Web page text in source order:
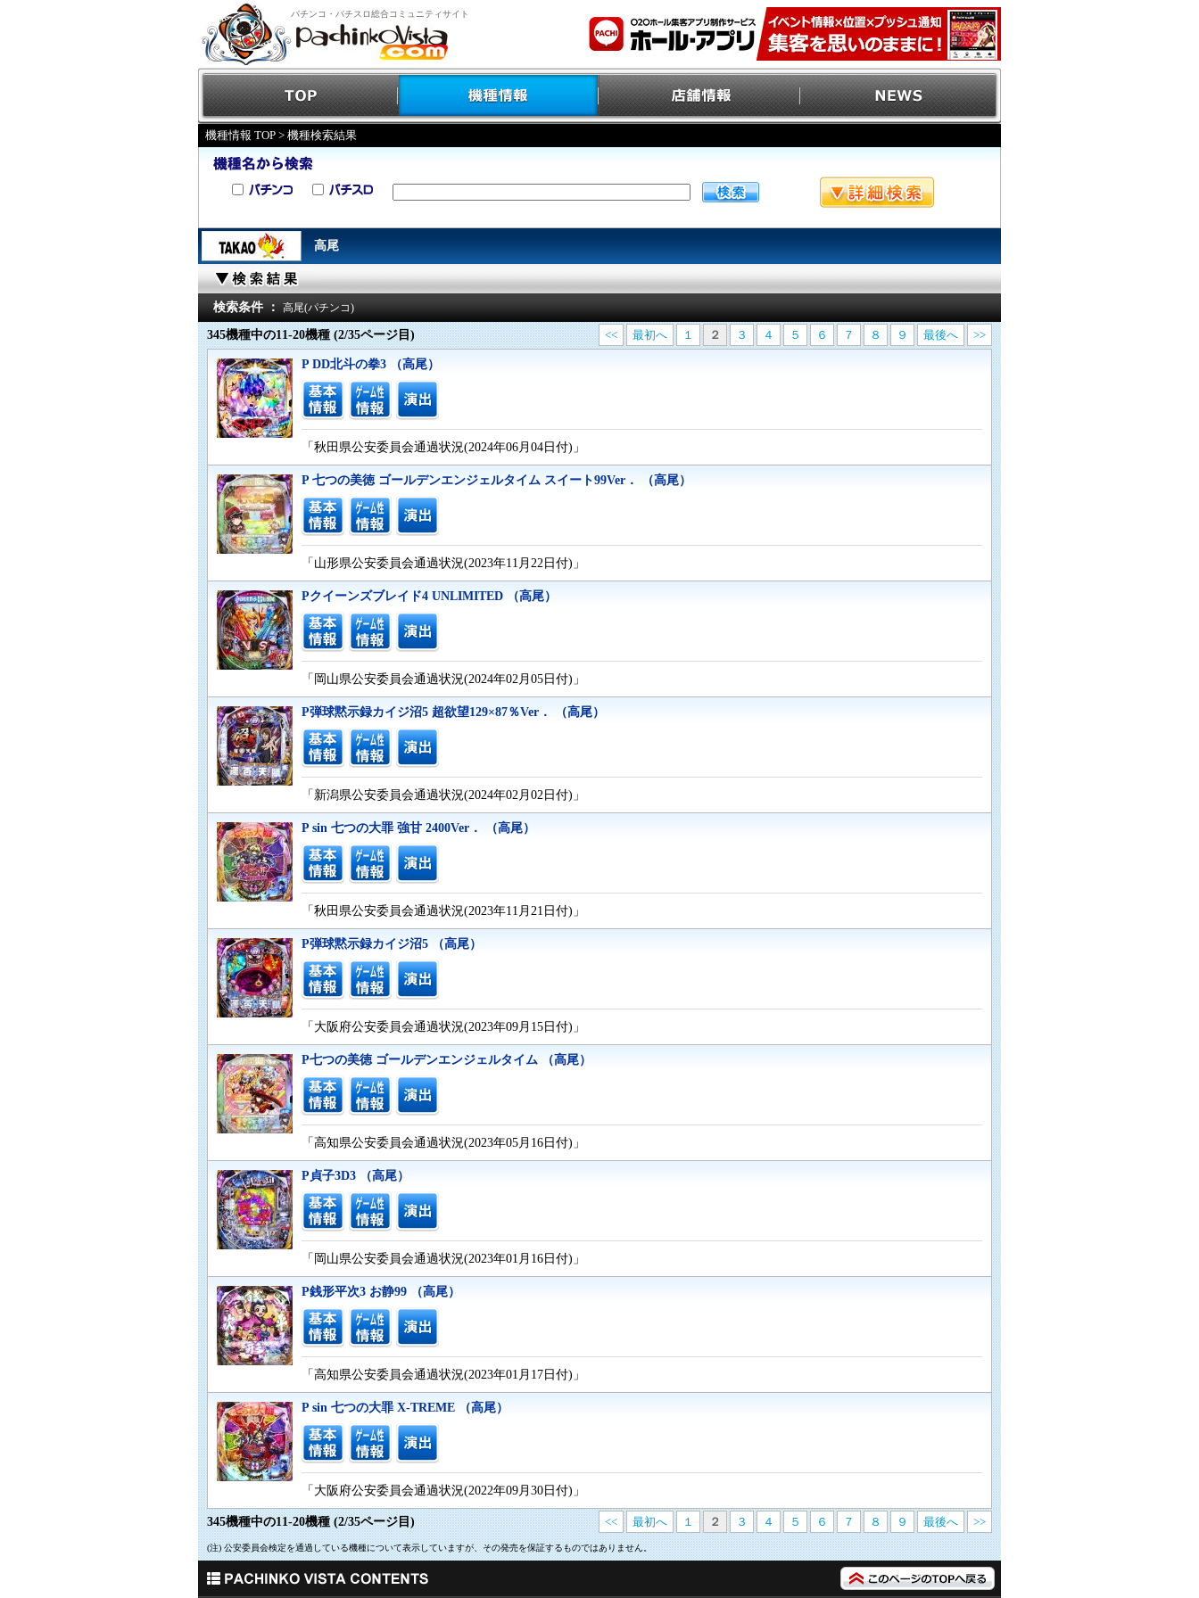
パチンコ・パチスロ総合コミュニティサイト
機種情報 TOP > 機種検索結果
高尾
検索条件 ： 高尾(パチンコ)
345機種中の11-20機種 (2/35ページ目) << 最初へ １ ２ ３ ４ ５ ６ ７ ８ ９ 最後へ >>
P DD北斗の拳3 （高尾）
「秋田県公安委員会通過状況(2024年06月04日付)」
P 七つの美徳 ゴールデンエンジェルタイム スイート99Ver． （高尾）
「山形県公安委員会通過状況(2023年11月22日付)」
Pクイーンズブレイド4 UNLIMITED （高尾）
「岡山県公安委員会通過状況(2024年02月05日付)」
P弾球黙示録カイジ沼5 超欲望129×87％Ver． （高尾）
「新潟県公安委員会通過状況(2024年02月02日付)」
P sin 七つの大罪 強甘 2400Ver． （高尾）
「秋田県公安委員会通過状況(2023年11月21日付)」
P弾球黙示録カイジ沼5 （高尾）
「大阪府公安委員会通過状況(2023年09月15日付)」
P七つの美徳 ゴールデンエンジェルタイム （高尾）
「高知県公安委員会通過状況(2023年05月16日付)」
P貞子3D3 （高尾）
「岡山県公安委員会通過状況(2023年01月16日付)」
P銭形平次3 お静99 （高尾）
「高知県公安委員会通過状況(2023年01月17日付)」
P sin 七つの大罪 X-TREME （高尾）
「大阪府公安委員会通過状況(2022年09月30日付)」
345機種中の11-20機種 (2/35ページ目) << 最初へ １ ２ ３ ４ ５ ６ ７ ８ ９ 最後へ >>
(注) 公安委員会検定を通過している機種について表示していますが、その発売を保証するものではありません。